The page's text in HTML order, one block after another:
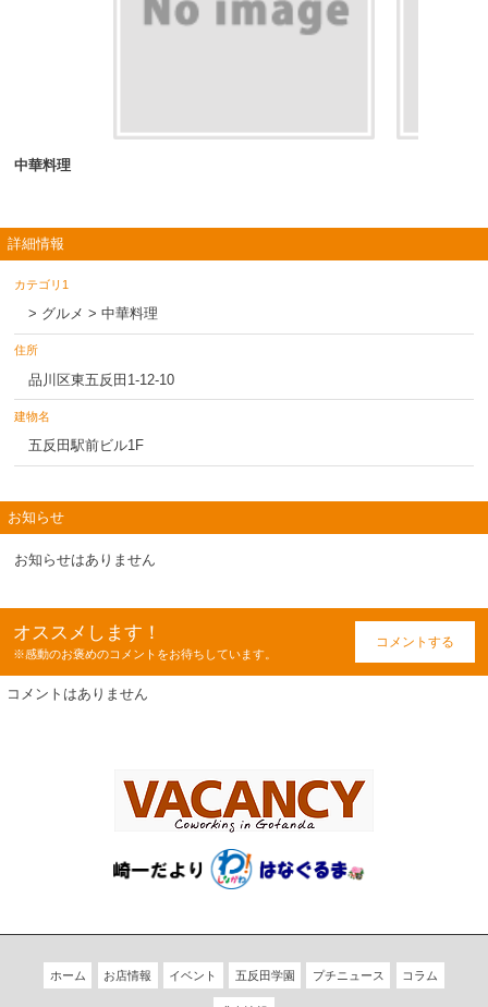
中華料理
詳細情報
カテゴリ1
> グルメ > 中華料理
住所
品川区東五反田1-12-10
建物名
五反田駅前ビル1F
お知らせ
お知らせはありません
オススメします！
※感動のお褒めのコメントをお待ちしています。
コメントする
コメントはありません
ホーム お店情報 イベント 五反田学園 プチニュース コラム